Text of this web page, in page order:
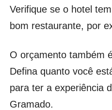
Verifique se o hotel
bom restaurante, por
O orçamento também
Defina quanto você
para ter a experiência
Gramado.